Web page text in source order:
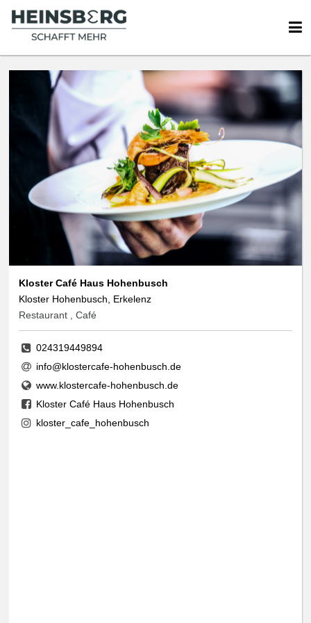
Kloster Café Haus Hohenbusch
Kloster Hohenbusch, Erkelenz
Restaurant , Café
024319449894
info@klostercafe-hohenbusch.de
www.klostercafe-hohenbusch.de
Kloster Café Haus Hohenbusch
kloster_cafe_hohenbusch